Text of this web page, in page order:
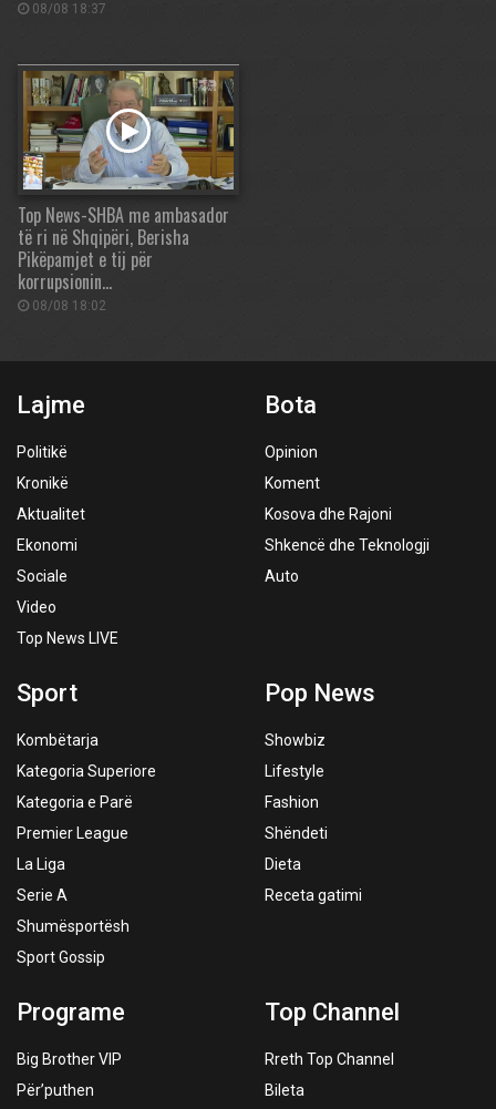
08/08 18:37
Top News-SHBA me ambasador
të ri në Shqipëri, Berisha
Pikëpamjet e tij për
korrupsionin…
08/08 18:02
Lajme
Politikë
Kronikë
Aktualitet
Ekonomi
Sociale
Video
Top News LIVE
Bota
Opinion
Koment
Kosova dhe Rajoni
Shkencë dhe Teknologji
Auto
Sport
Kombëtarja
Kategoria Superiore
Kategoria e Parë
Premier League
La Liga
Serie A
Shumësportësh
Sport Gossip
Pop News
Showbiz
Lifestyle
Fashion
Shëndeti
Dieta
Receta gatimi
Programe
Big Brother VIP
Për’puthen
Top Channel
Rreth Top Channel
Bileta